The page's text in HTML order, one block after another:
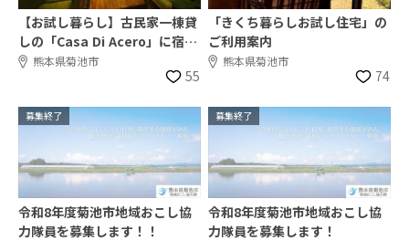
【お試し暮らし】古民家一棟貸
しの「Casa Di Acero」に宿泊
しませんか?
熊本県菊池市
55
「きくち暮らしお試し住宅」の
ご利用案内
熊本県菊池市
74
募集終了
令和8年度菊池市地域おこし協
力隊員を募集します！！
募集終了
令和8年度菊池市地域おこし協
力隊員を募集します！